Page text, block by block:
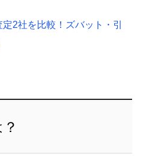
2社を比較！ズバット・引